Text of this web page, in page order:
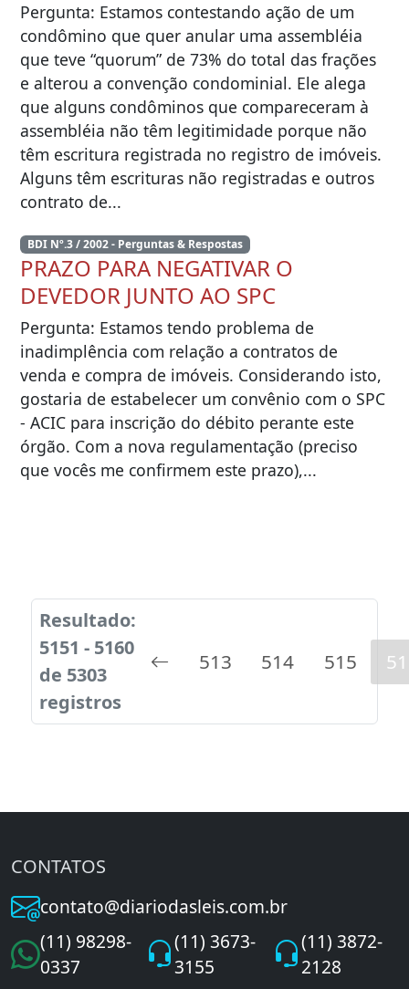
Pergunta: Estamos contestando ação de um
condômino que quer anular uma assembléia
que teve “quorum” de 73% do total das frações
e alterou a convenção condominial. Ele alega
que alguns condôminos que compareceram à
assembléia não têm legitimidade porque não
têm escritura registrada no registro de imóveis.
Alguns têm escrituras não registradas e outros
contrato de...
BDI Nº.3 / 2002 - Perguntas & Respostas
PRAZO PARA NEGATIVAR O
DEVEDOR JUNTO AO SPC
Pergunta: Estamos tendo problema de
inadimplência com relação a contratos de
venda e compra de imóveis. Considerando isto,
gostaria de estabelecer um convênio com o SPC
- ACIC para inscrição do débito perante este
órgão. Com a nova regulamentação (preciso
que vocês me confirmem este prazo),...
Resultado:
5151 - 5160
de 5303
registros
513 514 515
CONTATOS
contato@diariodasleis.com.br
(11) 98298-
0337
(11) 3673-
3155
(11) 3872-
2128